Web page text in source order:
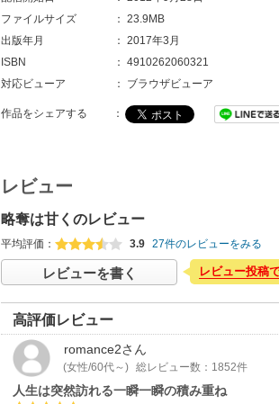
ファイルサイズ
： 23.9MB
出版年月
： 2017年3月
ISBN
： 4910262060321
対応ビューア
： ブラウザビューア
作品をシェアする ：
レビュー
略奪は甘くのレビュー
平均評価： 3.9 27件のレビューをみる
レビューを書く レビュー投稿
高評価レビュー
romance2さん
(女性/60代～) 総レビュー数：1852件
人生は突然訪れる一瞬一瞬の積み重ね